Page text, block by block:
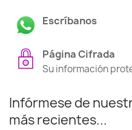
Escríbanos
Página Cifrada
Su información
Infórmese de
más recientes...